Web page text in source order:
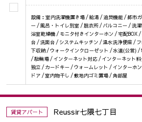
設備：室内洗濯機置き場 / 給湯 / 追焚機能 / 都市
ー / 風呂・トイレ別室 / 脱衣所 / バルコニー / 洗
浴室乾燥機 / モニタ付きインターホン / 宅配BOX
台 / 洗面台 / システムキッチン / 温水洗浄便座 /
下収納 / ウォークインクローゼット / 水道(公営)
/ 駐輪場 / インターネット対応 / インターネット
独立 / カードキー / ウォームレット / インターホ
ドア / 室内物干し / 敷地内ゴミ置場 / 角部屋
賃貸アパート Reussir七隈七丁目